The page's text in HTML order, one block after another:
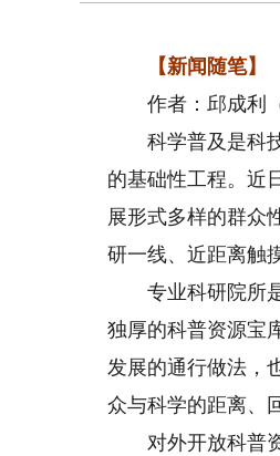
【新闻随笔】
作者：邱成利（
科学普及是科技
的基础性工程。近
展形式多样的群众
研一线、近距离触
专业科研院所是
独厚的科普资源宝
发展的通行做法，
众与科学的距离、
对外开放科普资